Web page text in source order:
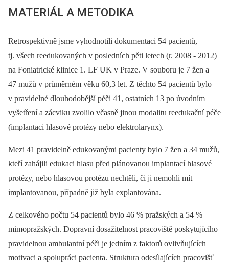
MATERIÁL A METODIKA
Retrospektivně jsme vyhodnotili dokumentaci 54 pacientů,
tj. všech reedukovaných v posledních pěti letech (r. 2008 -⁠ 2012)
na Foniatrické klinice 1. LF UK v Praze. V souboru je 7 žen a
47 mužů v průměrném věku 60,3 let. Z těchto 54 pacientů bylo
v pravidelné dlouhodobější péči 41, ostatních 13 po úvodním
vyšetření a zácviku zvolilo včasně jinou modalitu reedukační péče
(implantaci hlasové protézy nebo elektrolarynx).
Mezi 41 pravidelně edukovanými pacienty bylo 7 žen a 34 mužů,
kteří zahájili edukaci hlasu před plánovanou implantací hlasové
protézy, nebo hlasovou protézu nechtěli, či ji nemohli mít
implantovanou, případně již byla explantována.
Z celkového počtu 54 pacientů bylo 46 % pražských a 54 %
mimopražských. Dopravní dosažitelnost pracoviště poskytujícího
pravidelnou ambulantní péči je jedním z faktorů ovlivňujících
motivaci a spolupráci pacienta. Struktura odesílajících pracovišť